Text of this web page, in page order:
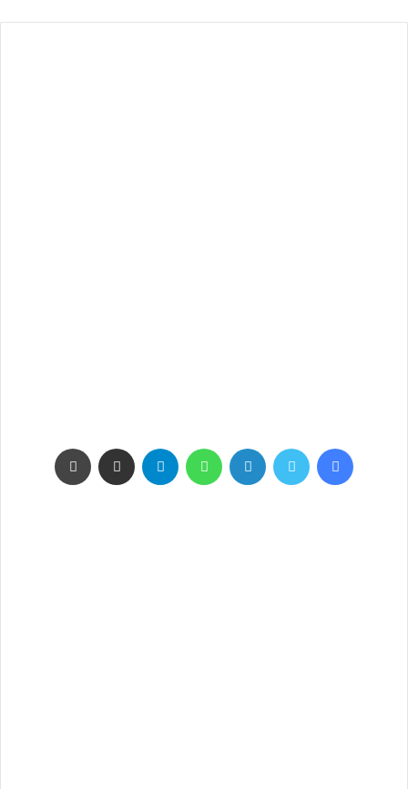
فيسبوك تويتر لينكدإن واتساب تيلقرام مشاركة عبر البريد